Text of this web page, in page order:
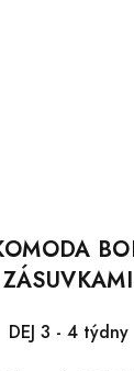
ZÁSUVKAMI
DEJ 3 - 4 týdny